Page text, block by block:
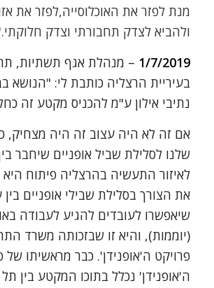
מנת לפזר את האוכלוסייה,לפזר את
ולהביא לצדק תחבורתי וצדק
1/7/2019 – מנהלת אגף תשתיות,
בעיריית הרצליה כותבת לי: "הנושא
נתיבי אילון ע"מ להכניס מקטע זה
אם זה לא היה עצוב זה היה מצחיק,
שלנו לסלילת שביל אופניים שיחבר
לאיזור התעשיה בהרצליה פיתוח
את הצורך בסלילת שבילי אופניים בין
שיאפשרו לעובדים להגיע לעבודה
(יוממות), והיא זו שבזכותה משרד
פרויקט ה'אופנידן'. כבר מראשיתו של
ה'אופנידן' נכלל בתוכו המקטע בין